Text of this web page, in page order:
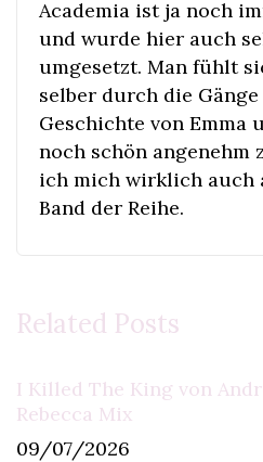
Academia ist ja noch
und wurde hier auch
umgesetzt. Man fühlt
selber durch die
Geschichte von Emma
noch schön angenehm
ich mich wirklich auch
Band der Reihe.
Related Posts
I Killed The King von
Rebecca Mix
09/07/2026